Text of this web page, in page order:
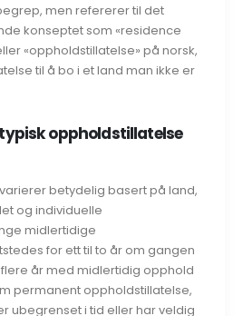
men refererer til det
konseptet som «residence
«oppholdstillatelse» på norsk,
til å bo i et land man ikke er
typisk oppholdstillatelse
betydelig basert på land,
og individuelle
midlertidige
for ett til to år om gangen
flere år med midlertidig opphold
permanent oppholdstillatelse,
ubegrenset i tid eller har veldig